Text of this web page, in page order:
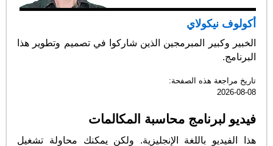
أكولوف نيكولاي
الخبير وكبير المبرمجين الذين شاركوا في تصميم وتطوير هذا
البرنامج.
تاريخ مراجعة هذه الصفحة:
2026-08-08
فيديو لبرنامج محاسبة المكالمات
هذا الفيديو باللغة الإنجليزية. ولكن يمكنك محاولة تشغيل